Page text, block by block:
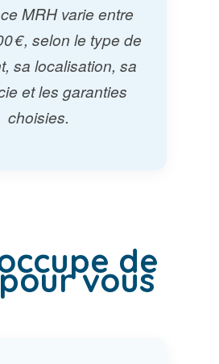
MRH varie entre
€, selon le type de
sa localisation, sa
et les garanties
choisies.
de
vous